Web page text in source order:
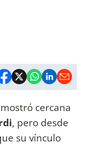
cercana
, pero desde
su vínculo